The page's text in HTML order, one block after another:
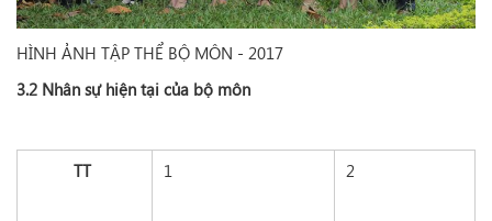
HÌNH ẢNH TẬP THỂ BỘ MÔN - 2017
3.2 Nhân sự hiện tại của bộ môn
TT 1 2